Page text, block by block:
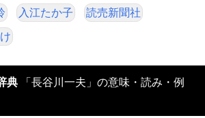
入江たか子 読売新聞社
典 「長谷川一夫」の意味・読み・例